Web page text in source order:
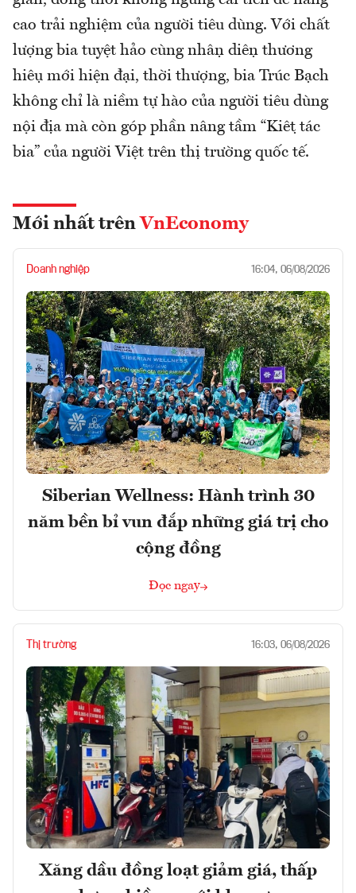
cao trải nghiệm của người tiêu dùng. Với chất
lượng bia tuyệt hảo cùng nhận diện thương
hiệu mới hiện đại, thời thượng, bia Trúc Bạch
không chỉ là niềm tự hào của người tiêu dùng
nội địa mà còn góp phần nâng tầm “Kiệt tác
bia” của người Việt trên thị trường quốc tế.
Mới nhất trên VnEconomy
Doanh nghiệp 16:04, 06/08/2026
Siberian Wellness: Hành trình 30
năm bền bỉ vun đắp những giá trị cho
cộng đồng
Đọc ngay
Thị trường 16:03, 06/08/2026
Xăng dầu đồng loạt giảm giá, thấp